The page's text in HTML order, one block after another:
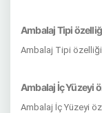
Ambalaj Tipi
Ambalaj Tipi
Ambalaj İç Yüzeyi
Ambalaj İç Yüzeyi